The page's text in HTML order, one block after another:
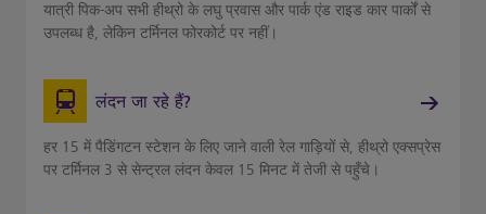
यात्री पिक-अप सभी हीथ्रो के लघु प्रवास और पार्क एंड राइड कार पार्कों से
उपलब्ध है, लेकिन टर्मिनल फोरकोर्ट पर नहीं।
लंदन जा रहे हैं?
हर 15 में पैडिंगटन स्टेशन के लिए जाने वाली रेल गाड़ियों से, हीथ्रो एक्सप्रेस
पर टर्मिनल 3 से सेन्ट्रल लंदन केवल 15 मिनट में तेजी से पहुँचे।